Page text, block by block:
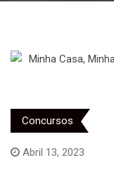
Concursos
Abril 13, 2023